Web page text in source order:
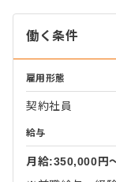
働く条件
雇用形態
契約社員
給与
月給:350,000円